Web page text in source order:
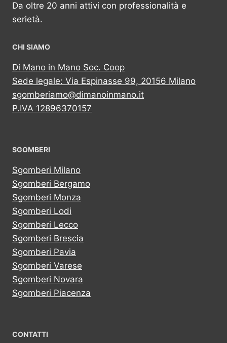
Da oltre 20 anni attivi con professionalità e
serietà.
CHI SIAMO
Di Mano in Mano Soc. Coop
Sede legale: Via Espinasse 99, 20156 Milano
sgomberiamo@dimanoinmano.it
P.IVA 12896370157
SGOMBERI
Sgomberi Milano
Sgomberi Bergamo
Sgomberi Monza
Sgomberi Lodi
Sgomberi Lecco
Sgomberi Brescia
Sgomberi Pavia
Sgomberi Varese
Sgomberi Novara
Sgomberi Piacenza
CONTATTI